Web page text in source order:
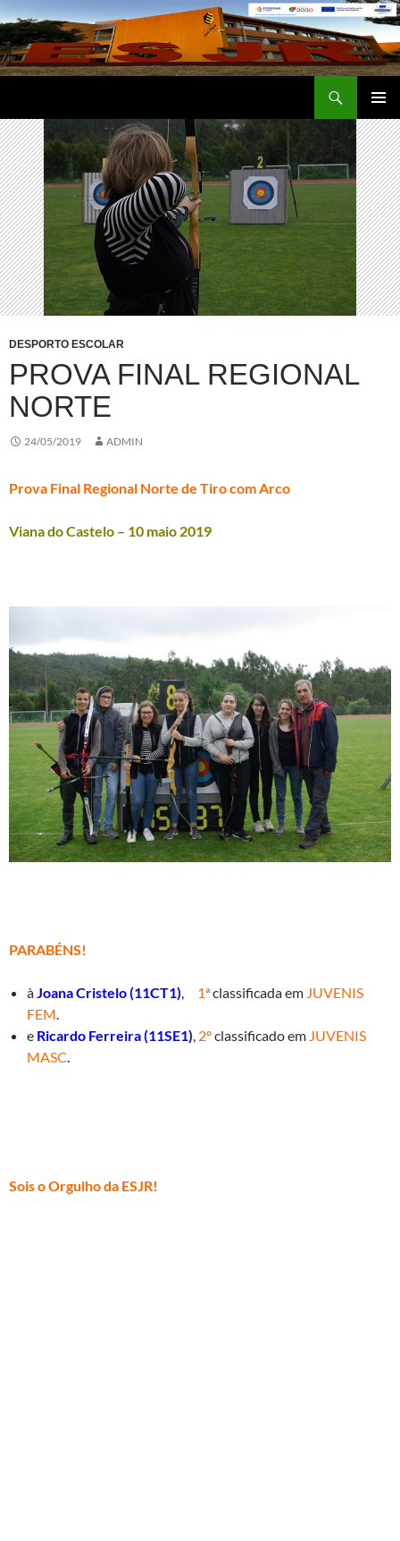
Saltar
para
o
conteúdo
MENU
DESPORTO ESCOLAR
PROVA FINAL REGIONAL
NORTE
24/05/2019 ADMIN
Prova Final Regional Norte de Tiro com Arco
Viana do Castelo – 10 maio 2019
PARABÉNS!
àJoana Cristelo (11CT1), 1ªclassificada em JUVENIS
FEM.
e Ricardo Ferreira (11SE1), 2ºclassificado em JUVENIS
MASC.
Sois o Orgulho da ESJR!